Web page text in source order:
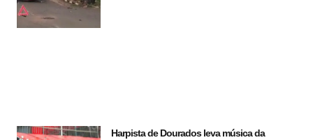
Harpista de Dourados leva música da